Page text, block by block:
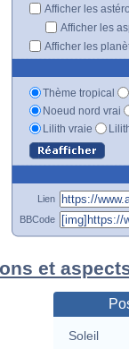
Afficher les
Afficher les
Afficher les
Thème tropical
Noeud nord vrai
Lilith vraie
Lien
BBCode
et
Soleil